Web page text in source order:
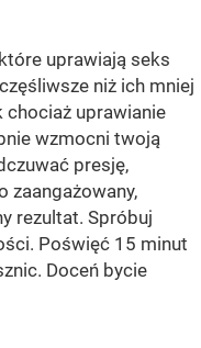
uprawiają seks
niż ich mniej
chociaż uprawianie
wzmocni twoją
presję,
zaangażowany,
rezultat. Spróbuj
Poświęć 15 minut
Doceń bycie